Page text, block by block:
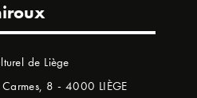
de Liège
Carmes, 8 - 4000 LIÈGE